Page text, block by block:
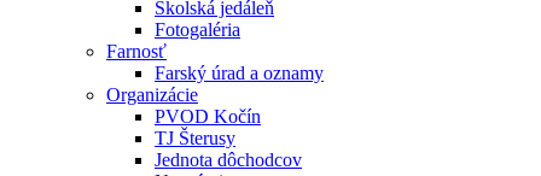
Školská jedáleň
Fotogaléria
Farnosť
Farský úrad a oznamy
Organizácie
PVOD Kočín
TJ Šterusy
Jednota dôchodcov